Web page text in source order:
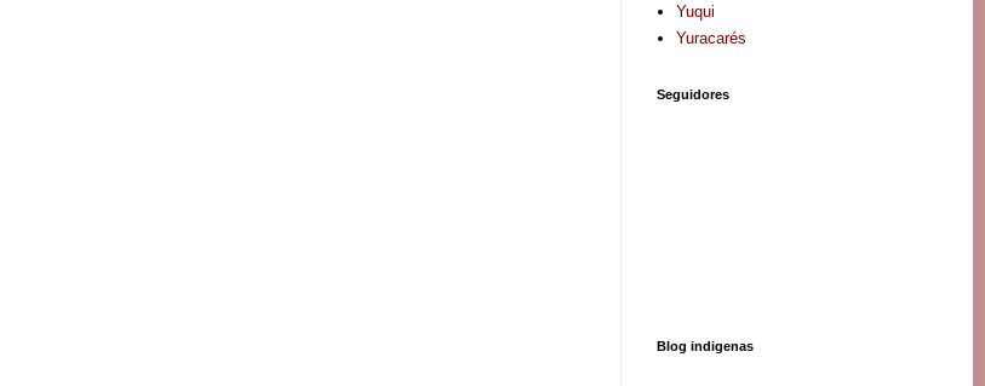
Yuqui
Yuracarés
Seguidores
Blog indigenas